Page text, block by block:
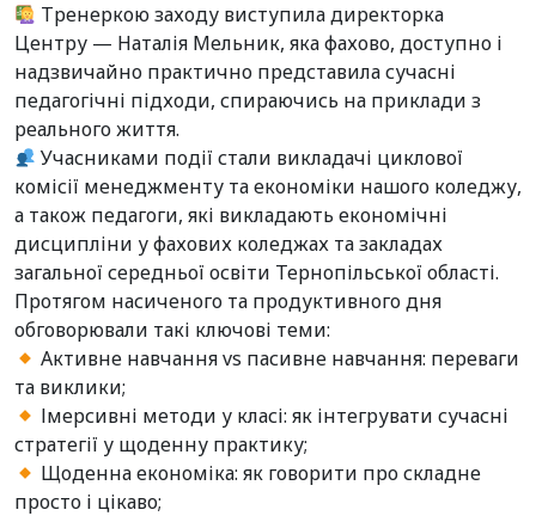
Тренеркою заходу виступила директорка
Центру — Наталія Мельник, яка фахово, доступно і
надзвичайно практично представила сучасні
педагогічні підходи, спираючись на приклади з
реального життя.
Учасниками події стали викладачі циклової
комісії менеджменту та економіки нашого коледжу,
а також педагоги, які викладають економічні
дисципліни у фахових коледжах та закладах
загальної середньої освіти Тернопільської області.
Протягом насиченого та продуктивного дня
обговорювали такі ключові теми:
Активне навчання vs пасивне навчання: переваги
та виклики;
Імерсивні методи у класі: як інтегрувати сучасні
стратегії у щоденну практику;
Щоденна економіка: як говорити про складне
просто і цікаво;